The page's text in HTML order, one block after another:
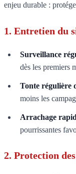
enjeu durable :
1. Entretien du
Surveillance
dès les premiers
Tonte régulière
moins les
Arrachage
pourrissantes
2. Protection